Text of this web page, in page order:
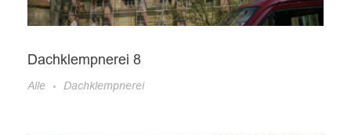
Dachklempnerei 8
Alle Dachklempnerei